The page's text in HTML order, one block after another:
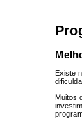
Existe
Muitos